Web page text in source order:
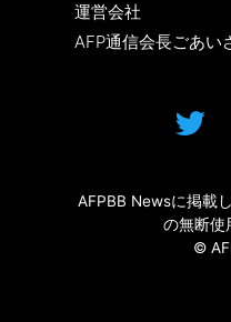
運営会社
AFP通信会長ごあい
AFPBB Newsに掲載
の無断使
©